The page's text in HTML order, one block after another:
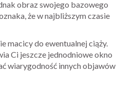
obraz swojego bazowego
że w najbliższym czasie
macicy do ewentualnej ciąży.
Ci jeszcze jednodniowe okno
wiarygodność innych objawów